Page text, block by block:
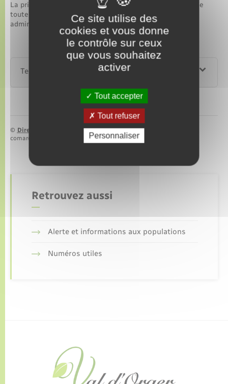
La prise des congés annuels reportés est soumise, comme
toute prise de congés annuels, à l'accord de votre
administration employeur.
Textes de référence
© Direction de l’information légale et administrative
comarquage developpé par baseo.io
Retrouvez aussi
Alerte et informations aux populations
Numéros utiles
Ce site utilise des
cookies et vous donne
le contrôle sur ceux
que vous souhaitez
activer
Tout accepter
Tout refuser
Personnaliser